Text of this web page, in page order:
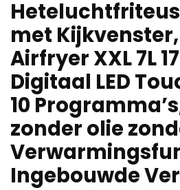
met
Airfryer XXL 7L
Digitaal LED
10
zonder olie
Ingebouwde